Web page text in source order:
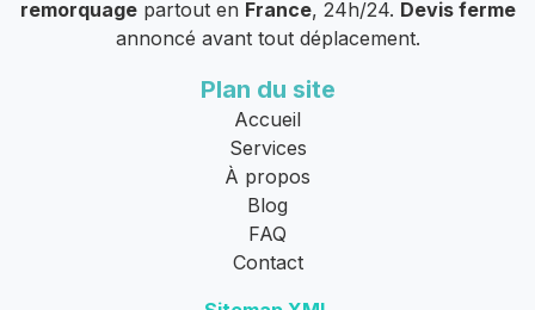
remorquagepartout en France, 24h/24. Devis ferme
annoncé avant tout déplacement.
Plan du site
Accueil
Services
À propos
Blog
FAQ
Contact